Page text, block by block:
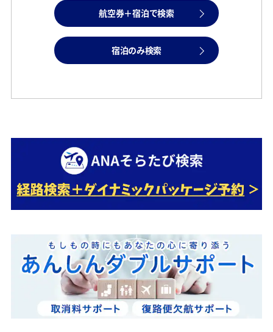
航空券＋宿泊で検索
宿泊のみ検索